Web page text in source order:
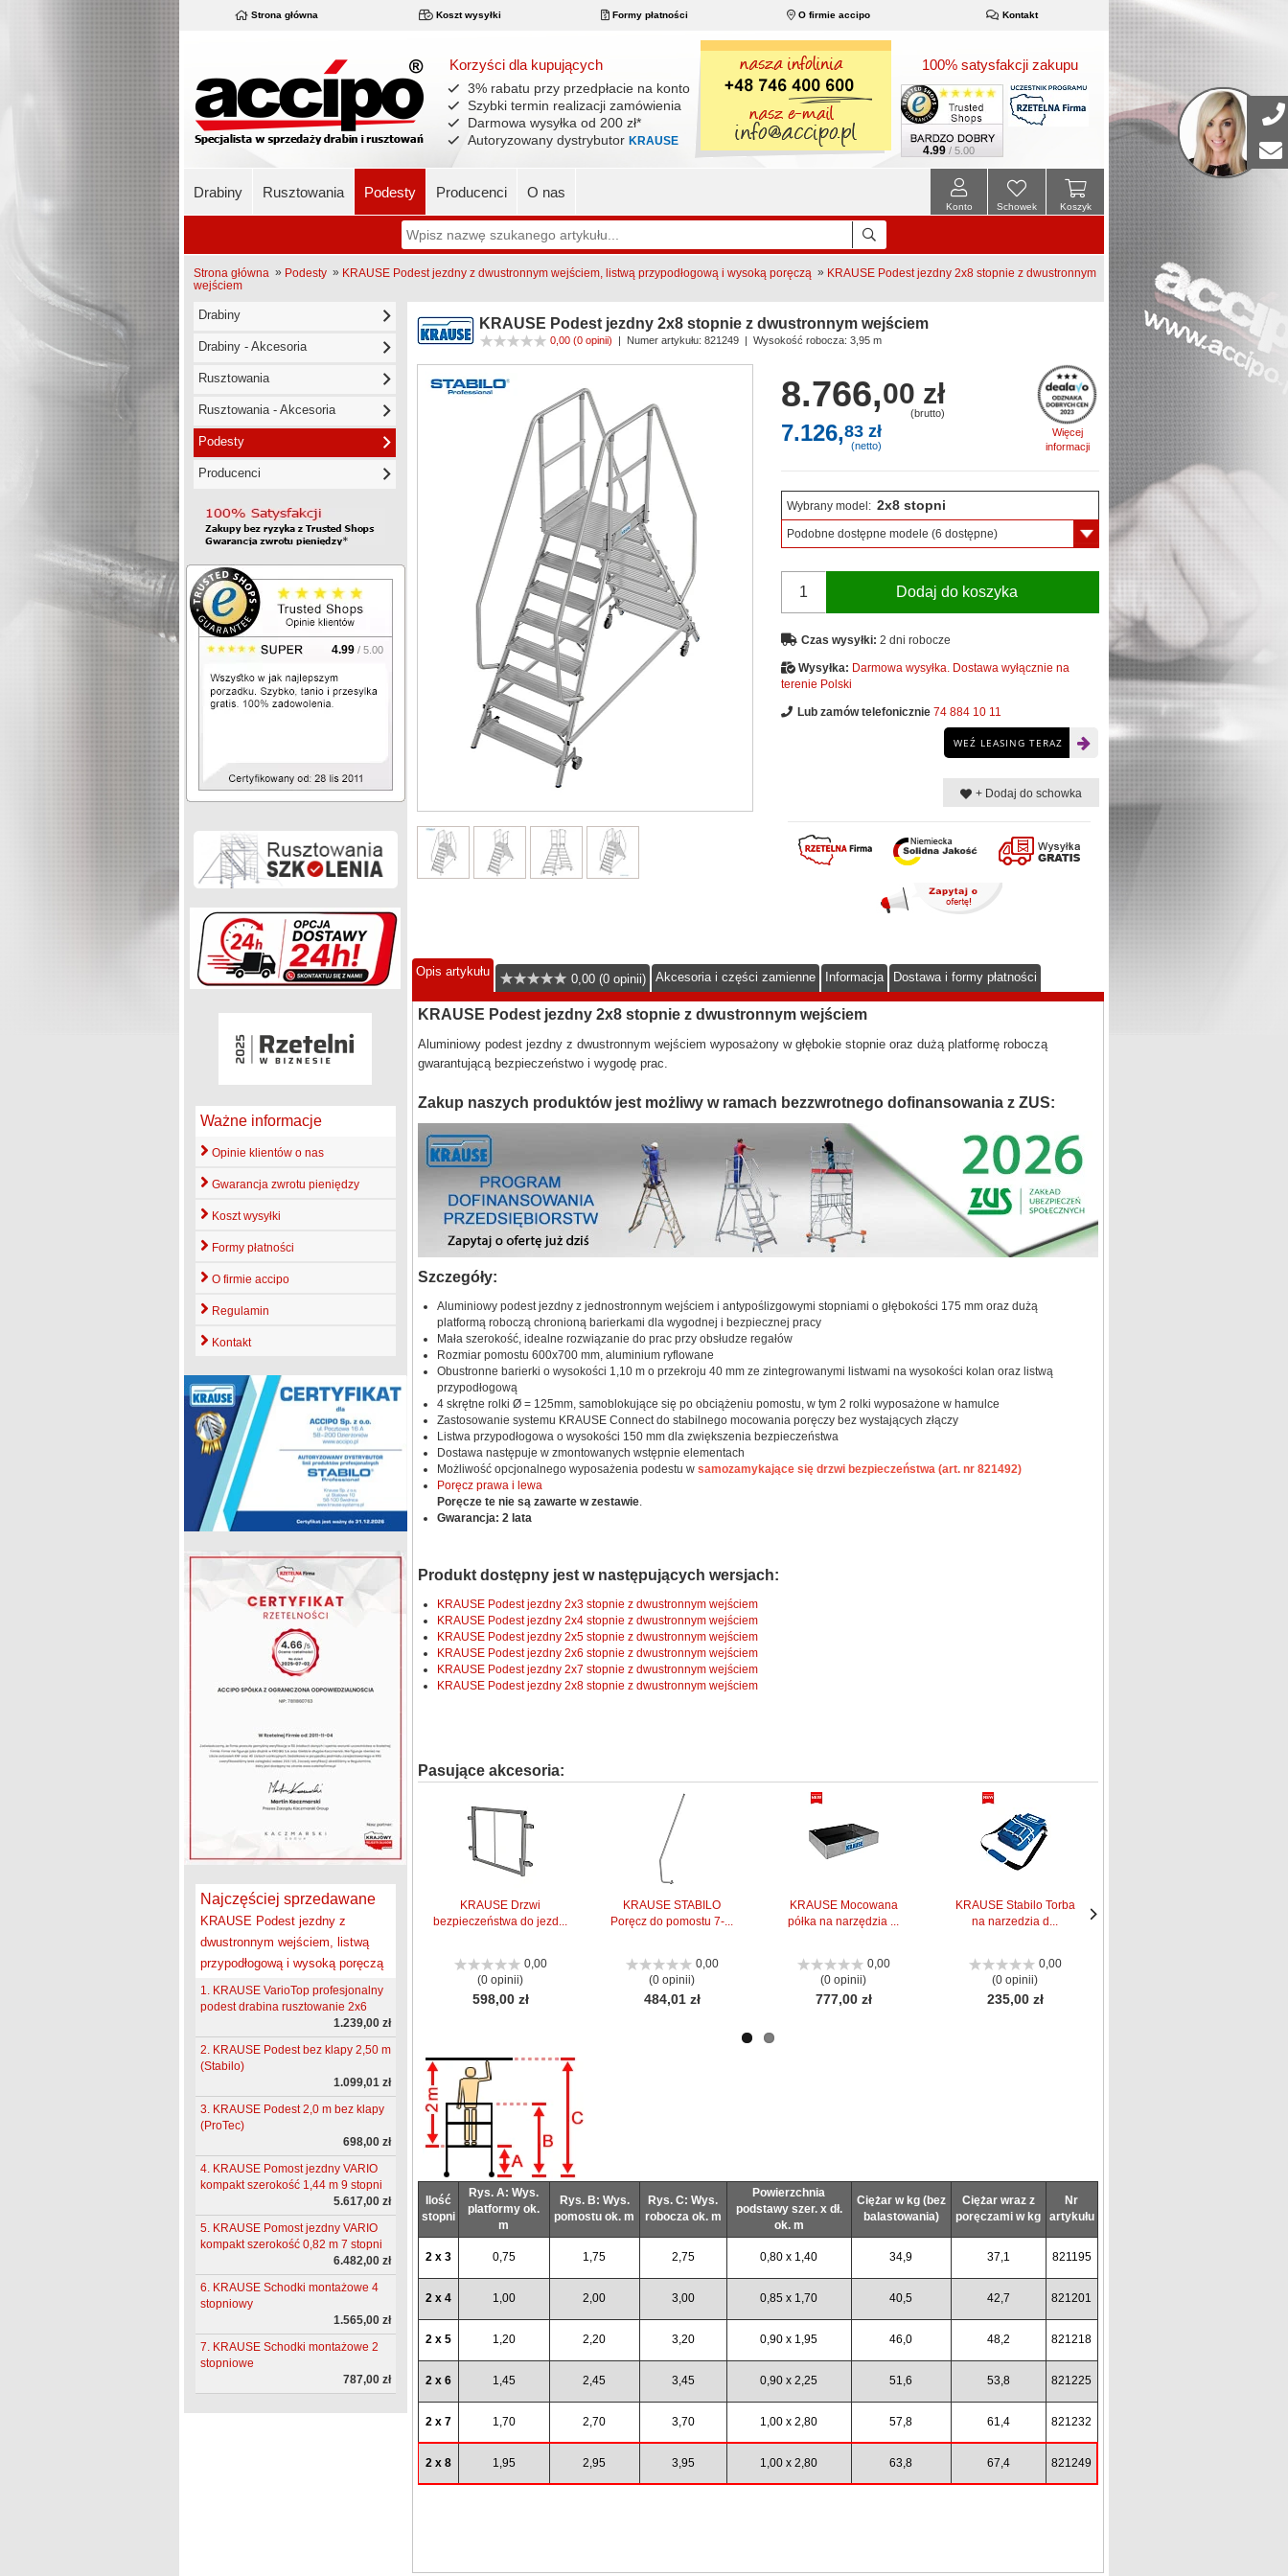
Strona główna Koszt wysyłki Formy płatności O firmie accipo Kontakt
Korzyści dla kupujących
3% rabatu przy przedpłacie na konto
Szybki termin realizacji zamówienia
Darmowa wysyłka od 200 zł*
Autoryzowany dystrybutor KRAUSE
100% satysfakcji zakupu
4.99 / 5.00
Drabiny Rusztowania Podesty Producenci O nas
Koszyk
Schowek
Konto
Strona główna » Podesty » KRAUSE Podest jezdny z dwustronnym wejściem, listwą przypodłogową i wysoką poręczą » KRAUSE Podest jezdny 2x8 stopnie z dwustronnym
wejściem
Drabiny
Drabiny - Akcesoria
Rusztowania
Rusztowania - Akcesoria
Podesty
Producenci
4.99 / 5.00
Ważne informacje
Opinie klientów o nas
Gwarancja zwrotu pieniędzy
Koszt wysyłki
Formy płatności
O firmie accipo
Regulamin
Kontakt
Najczęściej sprzedawane
KRAUSE Podest jezdny z
dwustronnym wejściem, listwą
przypodłogową i wysoką poręczą
1. KRAUSE VarioTop profesjonalny
podest drabina rusztowanie 2x6
1.239,00 zł
2. KRAUSE Podest bez klapy 2,50 m
(Stabilo)
1.099,01 zł
3. KRAUSE Podest 2,0 m bez klapy
(ProTec)
698,00 zł
4. KRAUSE Pomost jezdny VARIO
kompakt szerokość 1,44 m 9 stopni
5.617,00 zł
5. KRAUSE Pomost jezdny VARIO
kompakt szerokość 0,82 m 7 stopni
6.482,00 zł
6. KRAUSE Schodki montażowe 4
stopniowy
1.565,00 zł
7. KRAUSE Schodki montażowe 2
stopniowe
787,00 zł
KRAUSE Podest jezdny 2x8 stopnie z dwustronnym wejściem
0,00 (0 opinii) | Numer artykułu: 821249 | Wysokość robocza: 3,95 m
Więcej
informacji
8.766,00 zł
(brutto)
7.126,83 zł
(netto)
Wybrany model: 2x8 stopni
Podobne dostępne modele (6 dostępne)
Dodaj do koszyka
Czas wysyłki: 2 dni robocze
Wysyłka: Darmowa wysyłka. Dostawa wyłącznie na
terenie Polski
Lub zamów telefonicznie 74 884 10 11
WEŹ LEASING TERAZ
+ Dodaj do schowka
Opis artykułu
0,00 (0 opinii) Akcesoria i części zamienne Informacja Dostawa i formy płatności
KRAUSE Podest jezdny 2x8 stopnie z dwustronnym wejściem
Aluminiowy podest jezdny z dwustronnym wejściem wyposażony w głębokie stopnie oraz dużą platformę roboczą
gwarantującą bezpieczeństwo i wygodę prac.
Zakup naszych produktów jest możliwy w ramach bezzwrotnego dofinansowania z ZUS:
Szczegóły:
Aluminiowy podest jezdny z jednostronnym wejściem i antypoślizgowymi stopniami o głębokości 175 mm oraz dużą
platformą roboczą chronioną barierkami dla wygodnej i bezpiecznej pracy
Mała szerokość, idealne rozwiązanie do prac przy obsłudze regałów
Rozmiar pomostu 600x700 mm, aluminium ryflowane
Obustronne barierki o wysokości 1,10 m o przekroju 40 mm ze zintegrowanymi listwami na wysokości kolan oraz listwą
przypodłogową
4 skrętne rolki Ø = 125mm, samoblokujące się po obciążeniu pomostu, w tym 2 rolki wyposażone w hamulce
Zastosowanie systemu KRAUSE Connect do stabilnego mocowania poręczy bez wystających złączy
Listwa przypodłogowa o wysokości 150 mm dla zwiększenia bezpieczeństwa
Dostawa następuje w zmontowanych wstępnie elementach
Możliwość opcjonalnego wyposażenia podestu w samozamykające się drzwi bezpieczeństwa (art. nr 821492)
Poręcz prawa i lewa
Poręcze te nie są zawarte w zestawie.
Gwarancja: 2 lata
Produkt dostępny jest w następujących wersjach:
KRAUSE Podest jezdny 2x3 stopnie z dwustronnym wejściem
KRAUSE Podest jezdny 2x4 stopnie z dwustronnym wejściem
KRAUSE Podest jezdny 2x5 stopnie z dwustronnym wejściem
KRAUSE Podest jezdny 2x6 stopnie z dwustronnym wejściem
KRAUSE Podest jezdny 2x7 stopnie z dwustronnym wejściem
KRAUSE Podest jezdny 2x8 stopnie z dwustronnym wejściem
Pasujące akcesoria:
KRAUSE Drzwi
bezpieczeństwa do jezd...
0,00
(0 opinii)
598,00 zł
KRAUSE STABILO
Poręcz do pomostu 7-...
0,00
(0 opinii)
484,01 zł
KRAUSE Mocowana
półka na narzędzia ...
0,00
(0 opinii)
777,00 zł
KRAUSE Stabilo Torba
na narzedzia d...
0,00
(0 opinii)
235,00 zł
Ilość
stopni
Rys. A: Wys.
platformy ok.
m
Rys. B: Wys.
pomostu ok. m
Rys. C: Wys.
robocza ok. m
Powierzchnia
podstawy szer. x dł.
ok. m
Ciężar w kg (bez
balastowania)
Ciężar wraz z
poręczami w kg
Nr
artykułu
2 x 3 0,75 1,75 2,75 0,80 x 1,40 34,9 37,1 821195
2 x 4 1,00 2,00 3,00 0,85 x 1,70 40,5 42,7 821201
2 x 5 1,20 2,20 3,20 0,90 x 1,95 46,0 48,2 821218
2 x 6 1,45 2,45 3,45 0,90 x 2,25 51,6 53,8 821225
2 x 7 1,70 2,70 3,70 1,00 x 2,80 57,8 61,4 821232
2 x 8 1,95 2,95 3,95 1,00 x 2,80 63,8 67,4 821249